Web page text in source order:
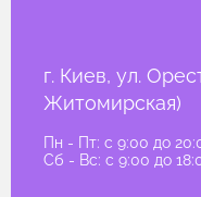
г. Киев, ул.
Житомирская)
Пн - Пт: c 9:00 до
Сб - Вс: c 9:00 до